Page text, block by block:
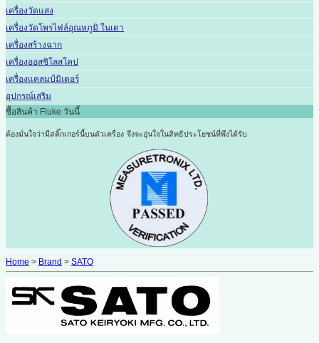
เครื่องวัดแสง
เครื่องวัดโพรไฟล์อุณหภูมิ ในเตา
เครื่องสร้างฉาก
เครื่องออสซิโลสโคป
เครื่องแคลมป์มิเตอร์
อุปกรณ์เสริม
ซื้อสินค้า Fluke วันนี้
ต้องมั่นใจว่ามีสติ๊กเกอร์นี้บนตัวเครื่อง จึงจะอุ่นใจในสิทธิประโยชน์ที่พึงได้รับ
Home > Brand > SATO